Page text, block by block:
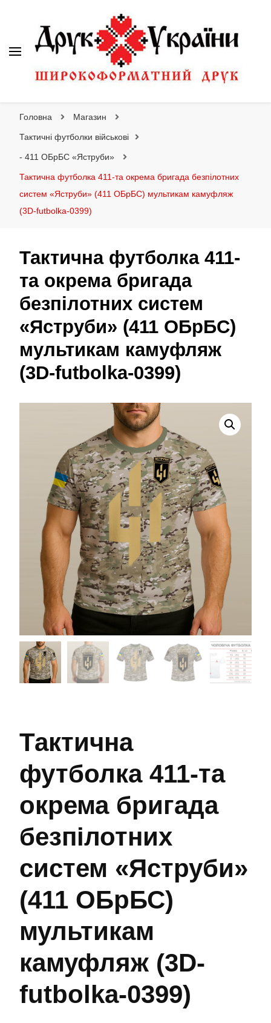
Головна Магазин
Тактичні футболки військові
- 411 ОБрБС «Яструби»
Тактична футболка 411-та окрема бригада безпілотних
систем «Яструби» (411 ОБрБС) мультикам камуфляж
(3D-futbolka-0399)
Тактична футболка 411-
та окрема бригада
безпілотних систем
«Яструби» (411 ОБрБС)
мультикам камуфляж
(3D-futbolka-0399)
Тактична
футболка 411-та
окрема бригада
безпілотних
систем «Яструби»
(411 ОБрБС)
мультикам
камуфляж (3D-
futbolka-0399)